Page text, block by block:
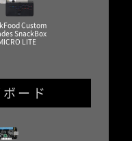
Custom
SnackBox
MICRO LITE
ード